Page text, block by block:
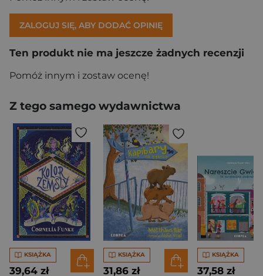
ZALOGUJ SIĘ, ABY DODAĆ OPINIĘ
Ten produkt nie ma jeszcze żadnych recenzji
Pomóż innym i zostaw ocenę!
Z tego samego wydawnictwa
KSIĄŻKA
39,64 zł
KSIĄŻKA
31,86 zł
KSIĄŻKA
37,58 zł